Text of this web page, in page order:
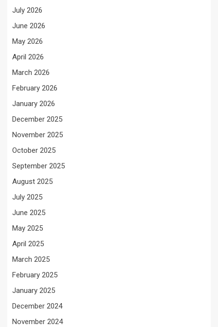
July 2026
June 2026
May 2026
April 2026
March 2026
February 2026
January 2026
December 2025
November 2025
October 2025
September 2025
August 2025
July 2025
June 2025
May 2025
April 2025
March 2025
February 2025
January 2025
December 2024
November 2024